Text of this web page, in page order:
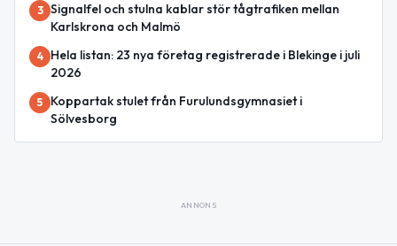
3 Signalfel och stulna kablar stör tågtrafiken mellan
Karlskrona och Malmö
4
Hela listan: 23 nya företag registrerade i Blekinge i juli
2026
5
Koppartak stulet från Furulundsgymnasiet i
Sölvesborg
ANNONS